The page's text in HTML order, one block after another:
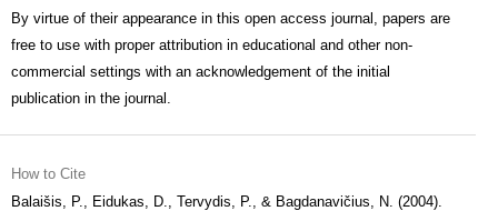
By virtue of their appearance in this open access journal, papers are
free to use with proper attribution in educational and other non-
commercial settings with an acknowledgement of the initial
publication in the journal.
How to Cite
Balaišis, P., Eidukas, D., Tervydis, P., & Bagdanavičius, N. (2004).